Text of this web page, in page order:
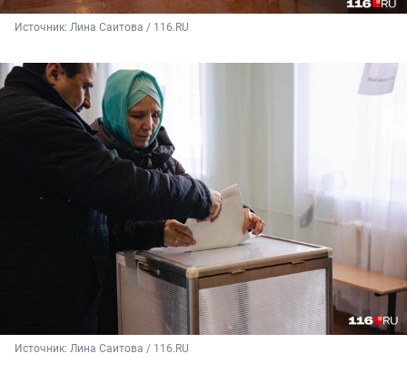
Источник: Лина Саитова / 116.RU
Источник: Лина Саитова / 116.RU